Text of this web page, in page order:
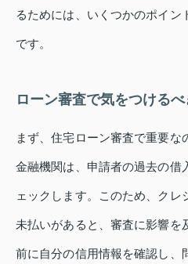
るためには、いくつかのポイン
です。
ローン審査で気をつけるべ
まず、住宅ローン審査で重要な
金融機関は、申請者の過去の借
ェックします。このため、ク
未払いがあると、審査に影響を
前に自分の信用情報を確認し、